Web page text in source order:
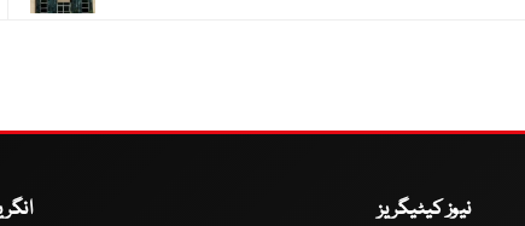
نیوز کیٹیگریز